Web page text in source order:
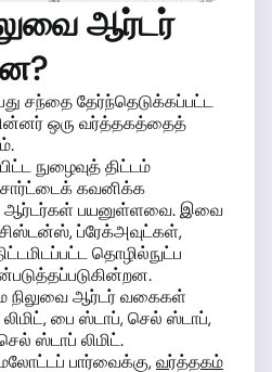
ஆர்டர்
சந்தை தேர்ந்தெடுக்கப்பட்ட
ஒரு வர்த்தகத்தைத்
நுழைவுத் திட்டம்
சார்ட்டைக் கவனிக்க
ஆர்டர்கள் பயனுள்ளவை. இவை
ப்ரேக்அவுட்கள்,
தொழில்நுட்ப
நிலுவை ஆர்டர் வகைகள்
பை ஸ்டாப், செல் ஸ்டாப்,
ஸ்டாப் லிமிட்.
பார்வைக்கு,வர்த்தகம்